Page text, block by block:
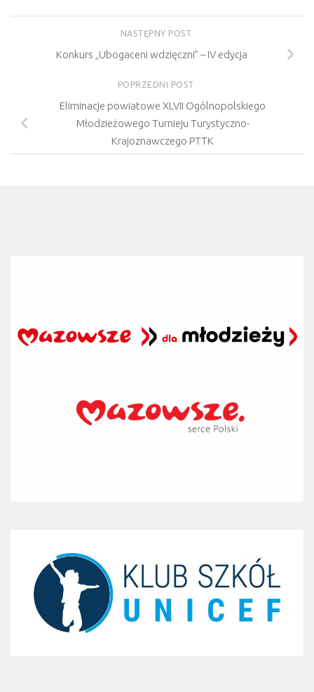
NASTĘPNY POST
Konkurs „Ubogaceni wdzięczni” – IV edycja
POPRZEDNI POST
Eliminacje powiatowe XLVII Ogólnopolskiego
Młodzieżowego Turnieju Turystyczno-
Krajoznawczego PTTK